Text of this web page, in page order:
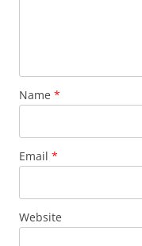
Name *
Email *
Website